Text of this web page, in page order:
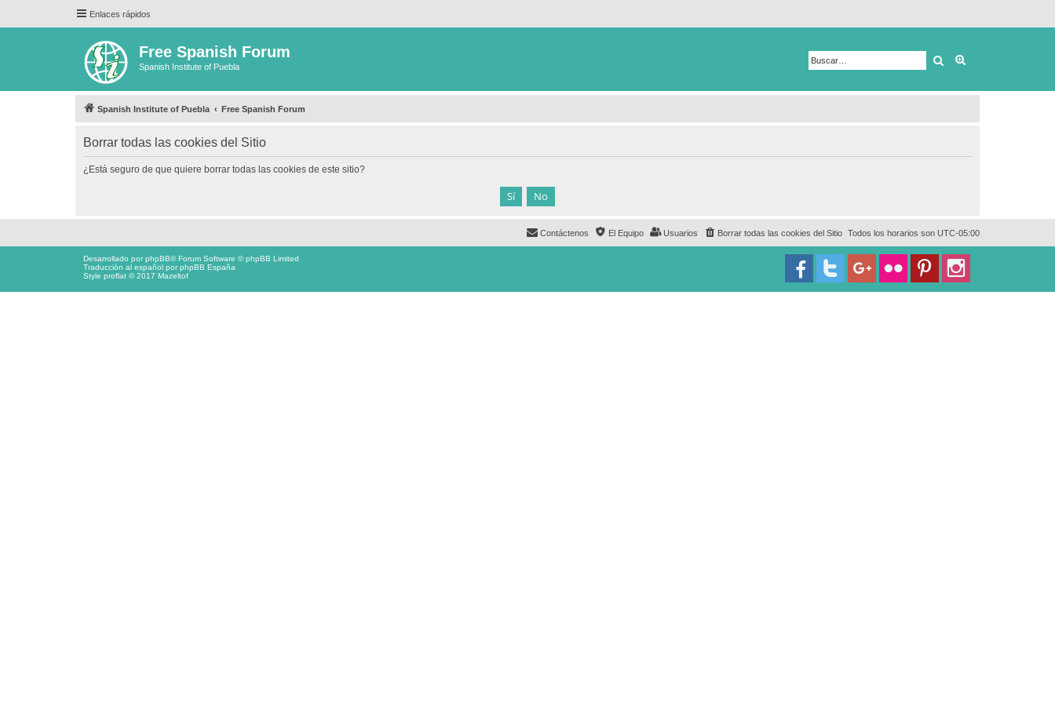
Enlaces rápidos
Free Spanish Forum
Spanish Institute of Puebla Buscar
Spanish Institute of Puebla Free Spanish Forum
Borrar todas las cookies del Sitio
¿Está seguro de que quiere borrar todas las cookies de este sitio?
Todos los horarios son UTC-05:00
Borrar todas las cookies del Sitio
Usuarios
El Equipo
Contáctenos
Desarrollado porphpBB® Forum Software © phpBB Limited
Traducción al español porphpBB España
Style proflat © 2017 Mazeltof